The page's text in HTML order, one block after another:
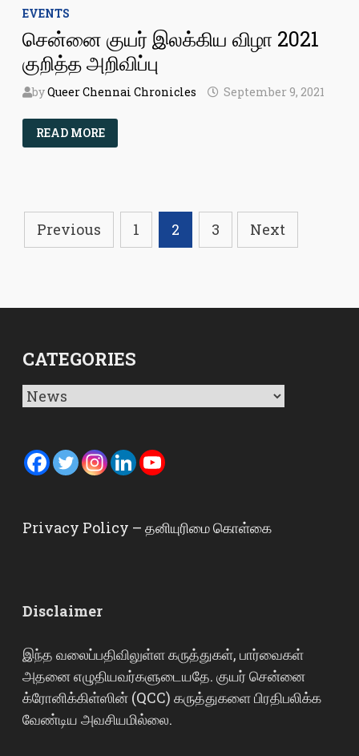
EVENTS
சென்னை குயர் இலக்கிய விழா 2021
குறித்த அறிவிப்பு
byQueer Chennai Chronicles September 9, 2021
சென்னை
குயர்
இலக்கிய
READ MORE
Posts
pagination
Previous 1 2 3 Next
CATEGORIES
Categories
Privacy Policy – தனியுரிமை கொள்கை
Disclaimer
இந்த வலைப்பதிவிலுள்ள கருத்துகள், பார்வைகள்
அதனை எழுதியவர்களுடையதே. குயர் சென்னை
க்ரோனிக்கிள்ஸின் (QCC) கருத்துகளை பிரதிபலிக்க
வேண்டிய அவசியமில்லை.